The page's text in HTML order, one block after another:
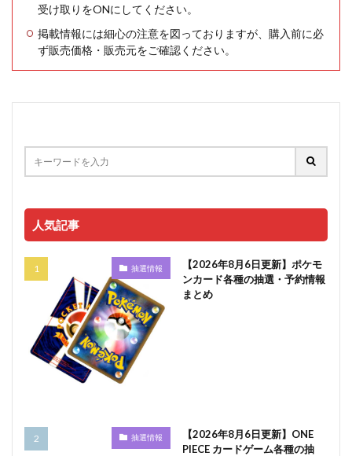
受け取りをONにしてください。
掲載情報には細心の注意を図っておりますが、購入前に必
ず販売価格・販売元をご確認ください。
人気記事
抽選情報
【2026年8月6日更新】ポケモ
ンカード各種の抽選・予約情報
まとめ
抽選情報
【2026年8月6日更新】ONE
PIECE カードゲーム各種の抽